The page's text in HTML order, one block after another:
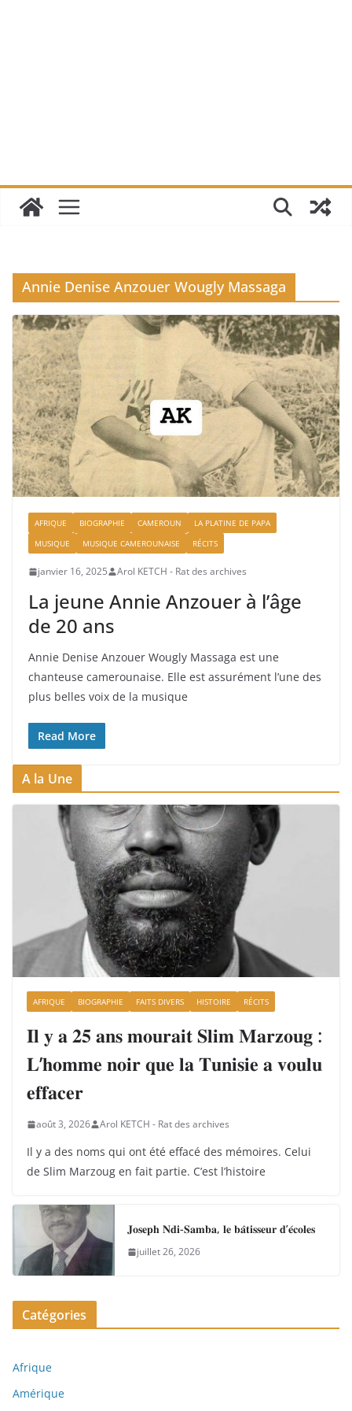
Annie Denise Anzouer Wougly Massaga
AFRIQUE BIOGRAPHIE CAMEROUN
LA PLATINE DE PAPA
MUSIQUE
MUSIQUE CAMEROUNAISE RÉCITS
janvier 16, 2025 Arol KETCH - Rat des archives
La jeune Annie Anzouer à l’âge
de 20 ans
Annie Denise Anzouer Wougly Massaga est une
chanteuse camerounaise. Elle est assurément l’une des
plus belles voix de la musique
Read More
A la Une
AFRIQUE BIOGRAPHIE FAITS DIVERS HISTOIRE RÉCITS
𝐈𝐥 𝐲 𝐚 𝟐𝟓 𝐚𝐧𝐬 𝐦𝐨𝐮𝐫𝐚𝐢𝐭 𝐒𝐥𝐢𝐦 𝐌𝐚𝐫𝐳𝐨𝐮𝐠 :
𝐋’𝐡𝐨𝐦𝐦𝐞 𝐧𝐨𝐢𝐫 𝐪𝐮𝐞 𝐥𝐚 𝐓𝐮𝐧𝐢𝐬𝐢𝐞 𝐚 𝐯𝐨𝐮𝐥𝐮
𝐞𝐟𝐟𝐚𝐜𝐞𝐫
août 3, 2026 Arol KETCH - Rat des archives
Il y a des noms qui ont été effacé des mémoires. Celui
de Slim Marzoug en fait partie. C’est l’histoire
𝐉𝐨𝐬𝐞𝐩𝐡 𝐍𝐝𝐢-𝐒𝐚𝐦𝐛𝐚, 𝐥𝐞 𝐛𝐚̂𝐭𝐢𝐬𝐬𝐞𝐮𝐫 𝐝’𝐞́𝐜𝐨𝐥𝐞𝐬
juillet 26, 2026
Catégories
Afrique
Amérique